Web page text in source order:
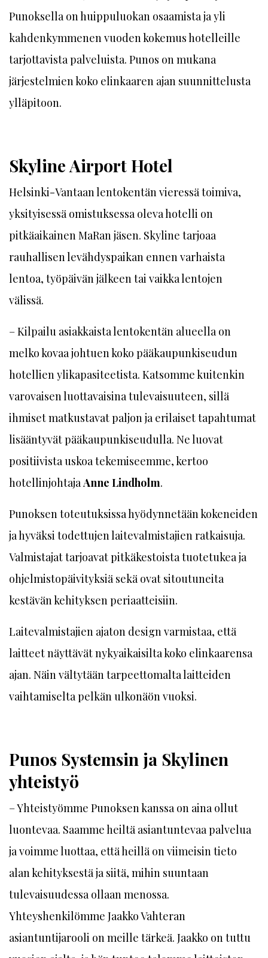
Punoksella on huippuluokan osaamista ja yli
kahdenkymmenen vuoden kokemus hotelleille
tarjottavista palveluista. Punos on mukana
järjestelmien koko elinkaaren ajan suunnittelusta
ylläpitoon.
Skyline Airport Hotel
Helsinki-Vantaan lentokentän vieressä toimiva,
yksityisessä omistuksessa oleva hotelli on
pitkäaikainen MaRan jäsen. Skyline tarjoaa
rauhallisen levähdyspaikan ennen varhaista
lentoa, työpäivän jälkeen tai vaikka lentojen
välissä.
– Kilpailu asiakkaista lentokentän alueella on
melko kovaa johtuen koko pääkaupunkiseudun
hotellien ylikapasiteetista. Katsomme kuitenkin
varovaisen luottavaisina tulevaisuuteen, sillä
ihmiset matkustavat paljon ja erilaiset tapahtumat
lisääntyvät pääkaupunkiseudulla. Ne luovat
positiivista uskoa tekemiseemme, kertoo
hotellinjohtaja Anne Lindholm.
Punoksen toteutuksissa hyödynnetään kokeneiden
ja hyväksi todettujen laitevalmistajien ratkaisuja.
Valmistajat tarjoavat pitkäkestoista tuotetukea ja
ohjelmistopäivityksiä sekä ovat sitoutuneita
kestävän kehityksen periaatteisiin.
Laitevalmistajien ajaton design varmistaa, että
laitteet näyttävät nykyaikaisilta koko elinkaarensa
ajan. Näin vältytään tarpeettomalta laitteiden
vaihtamiselta pelkän ulkonäön vuoksi.
Punos Systemsin ja Skylinen
yhteistyö
– Yhteistyömme Punoksen kanssa on aina ollut
luontevaa. Saamme heiltä asiantuntevaa palvelua
ja voimme luottaa, että heillä on viimeisin tieto
alan kehityksestä ja siitä, mihin suuntaan
tulevaisuudessa ollaan menossa.
Yhteyshenkilömme Jaakko Vahteran
asiantuntijarooli on meille tärkeä. Jaakko on tuttu